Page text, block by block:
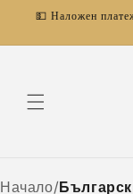
💵 Наложен
Начало/